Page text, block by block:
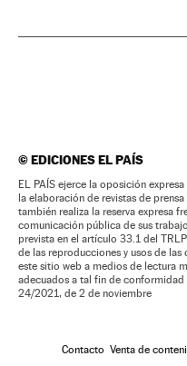
©EDICIONES EL PAÍS
EL PAÍS ejerce la oposición
la elaboración de revistas de
también realiza la reserva expresa
comunicación pública de sus
prevista en el artículo 33.1 del
de las reproducciones y usos de
este sitio web a medios de lectura
adecuados a tal fin de
24/2021, de 2 de noviembre
Contacto Venta de